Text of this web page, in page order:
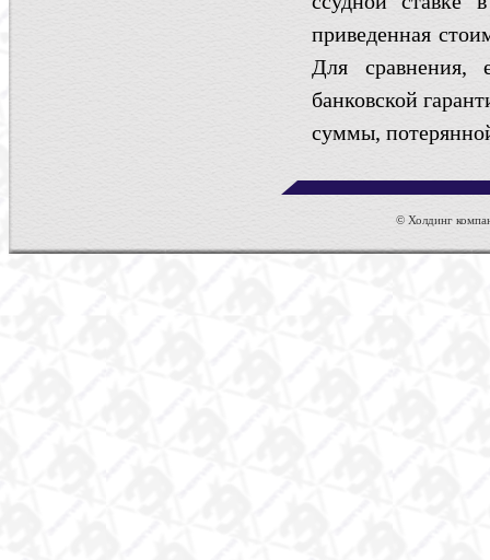
приведенная
Для сравнения,
банковской
суммы,
© Холдинг